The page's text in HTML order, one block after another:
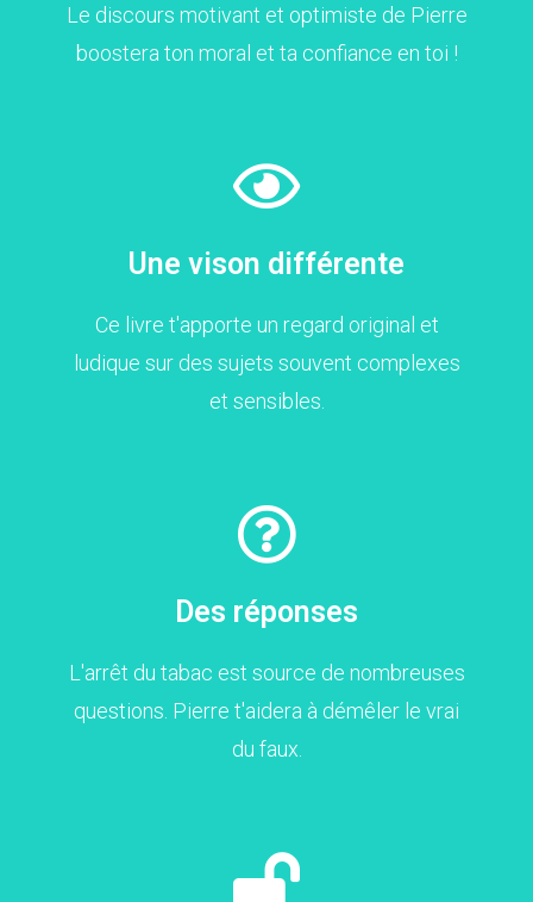
Le discours motivant et optimiste de Pierre
boostera ton moral et ta confiance en toi !
Une vison différente
Ce livre t'apporte un regard original et
ludique sur des sujets souvent complexes
et sensibles.
Des réponses
L'arrêt du tabac est source de nombreuses
questions. Pierre t'aidera à démêler le vrai
du faux.